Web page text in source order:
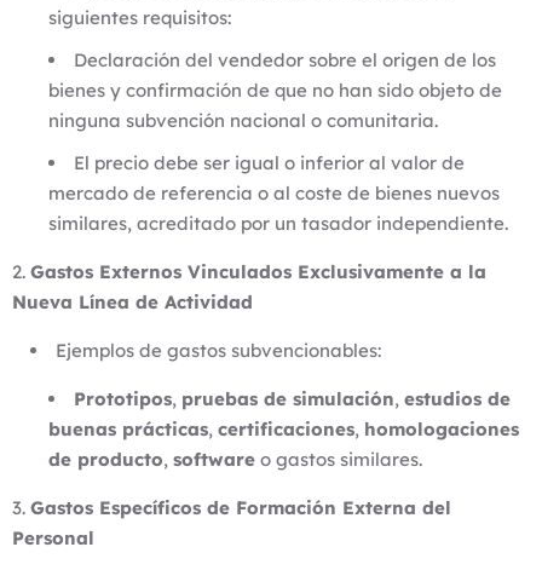
siguientes requisitos:
Declaración del vendedor sobre el origen de los
bienes y confirmación de que no han sido objeto de
ninguna subvención nacional o comunitaria.
El precio debe ser igual o inferior al valor de
mercado de referencia o al coste de bienes nuevos
similares, acreditado por un tasador independiente.
Gastos Externos Vinculados Exclusivamente a la
Nueva Línea de Actividad
Ejemplos de gastos subvencionables:
Prototipos, pruebas de simulación, estudios de
buenas prácticas, certificaciones, homologaciones
de producto, software o gastos similares.
Gastos Específicos de Formación Externa del
Personal